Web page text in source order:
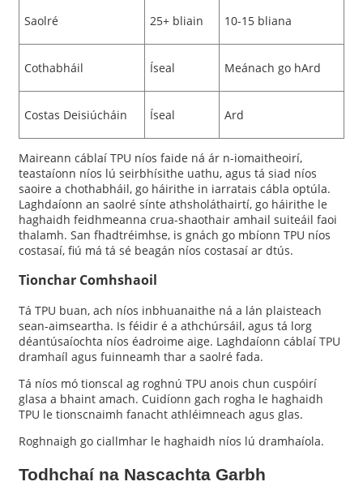
Saolré 25+ bliain 10-15 bliana
Cothabháil Íseal Meánach go hArd
Costas Deisiúcháin Íseal Ard
Maireann cáblaí TPU níos faide ná ár n-iomaitheoirí,
teastaíonn níos lú seirbhísithe uathu, agus tá siad níos
saoire a chothabháil, go háirithe in iarratais cábla optúla.
Laghdaíonn an saolré sínte athsholáthairtí, go háirithe le
haghaidh feidhmeanna crua-shaothair amhail suiteáil faoi
thalamh. San fhadtréimhse, is gnách go mbíonn TPU níos
costasaí, fiú má tá sé beagán níos costasaí ar dtús.
Tionchar Comhshaoil
Tá TPU buan, ach níos inbhuanaithe ná a lán plaisteach
sean-aimseartha. Is féidir é a athchúrsáil, agus tá lorg
déantúsaíochta níos éadroime aige. Laghdaíonn cáblaí TPU
dramhaíl agus fuinneamh thar a saolré fada.
Tá níos mó tionscal ag roghnú TPU anois chun cuspóirí
glasa a bhaint amach. Cuidíonn gach rogha le haghaidh
TPU le tionscnaimh fanacht athléimneach agus glas.
Roghnaigh go ciallmhar le haghaidh níos lú dramhaíola.
Todhchaí na Nascachta Garbh